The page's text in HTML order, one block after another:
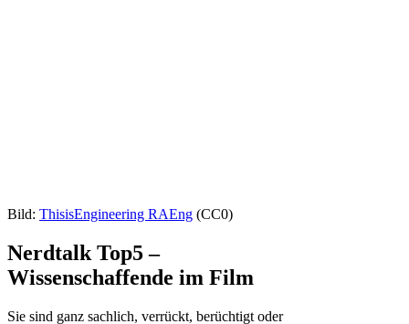
Bild: ThisisEngineering RAEng (CC0)
Nerdtalk Top5 –
Wissenschaffende im Film
Sie sind ganz sachlich, verrückt, berüchtigt oder